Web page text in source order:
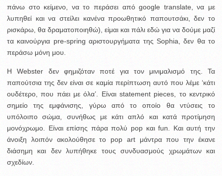
πάνω στο κείμενο, να το περάσει από google translate, να με
λυπηθεί και να στείλει κανένα προωθητικό παπουτσάκι, δεν το
ρισκάρω, θα δραματοποιηθώ), είμαι και πάλι εδώ για να δούμε μαζί
τα καινούργια pre-spring αριστουργήματα της Sophia, δεν θα το
περάσω μόνη μου.
H Webster δεν φημιζόταν ποτέ για τον μινιμαλισμό της. Τα
παπούτσια της δεν είναι σε καμία περίπτωση αυτό που λέμε ‘κάτι
ουδέτερο, που πάει με όλα’. Είναι statement pieces, το κεντρικό
σημείο της εμφάνισης, γύρω από το οποίο θα ντύσεις το
υπόλοιπο σώμα, συνήθως με κάτι απλό και κατά προτίμηση
μονόχρωμο. Είναι επίσης πάρα πολύ pop και fun. Και αυτή την
άνοιξη λοιπόν ακολούθησε το pop art μάντρα που την έκανε
διάσημη και δεν λυπήθηκε τους συνδυασμούς χρωμάτων και
σχεδίων.